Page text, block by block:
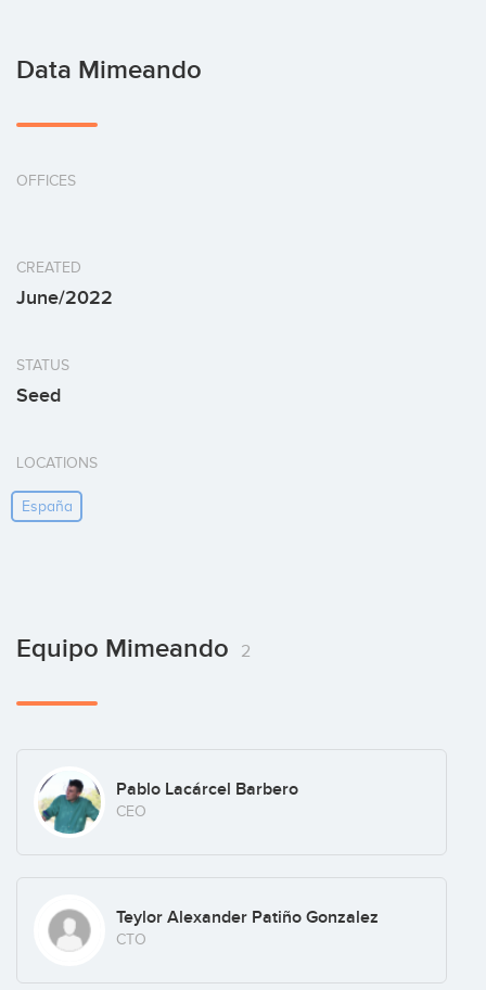
Data Mimeando
OFFICES
CREATED
June/2022
STATUS
Seed
LOCATIONS
España
Equipo Mimeando 2
Pablo Lacárcel Barbero
CEO
Teylor Alexander Patiño Gonzalez
CTO